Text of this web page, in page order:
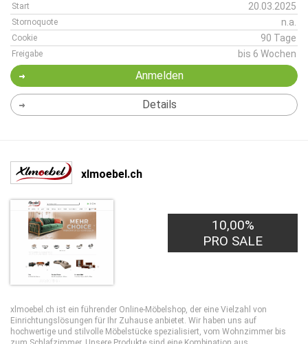
Start 20.03.2025
Stornoquote n.a.
Cookie 90 Tage
Freigabe bis 6 Wochen
Anmelden
Details
xlmoebel.ch
10,00%
PRO SALE
xlmoebel.ch ist ein führender Online-Möbelshop, der eine Vielzahl von
Einrichtungslösungen für Ihr Zuhause anbietet. Wir haben uns auf
hochwertige und stilvolle Möbelstücke spezialisiert, vom Wohnzimmer bis